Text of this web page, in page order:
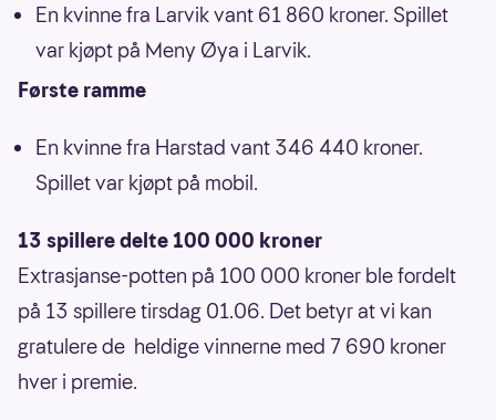
En kvinne fra Larvik vant 61 860 kroner. Spillet
var kjøpt på Meny Øya i Larvik.
Første ramme
En kvinne fra Harstad vant 346 440 kroner.
Spillet var kjøpt på mobil.
13 spillere delte 100 000 kroner
Extrasjanse-potten på 100 000 kroner ble fordelt
på 13 spillere tirsdag 01.06. Det betyr at vi kan
gratulere de heldige vinnerne med 7 690 kroner
hver i premie.